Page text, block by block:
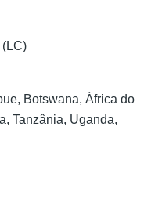
Botswana, África do
Tanzânia, Uganda,